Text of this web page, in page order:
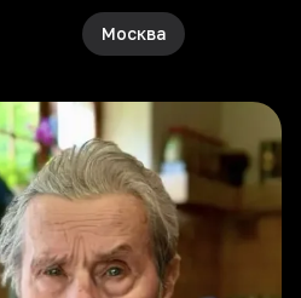
Москва